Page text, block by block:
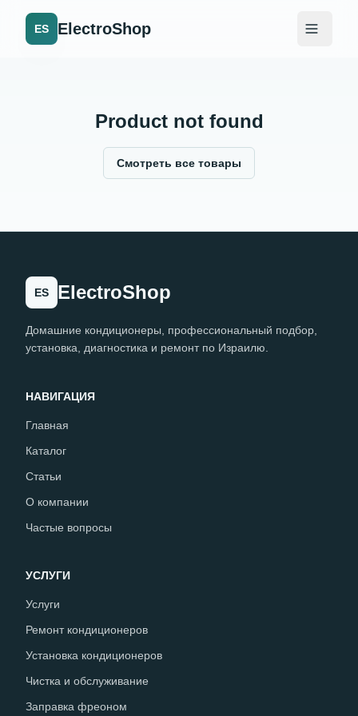
ES ElectroShop
Product not found
Смотреть все товары
ES ElectroShop
Домашние кондиционеры, профессиональный подбор,
установка, диагностика и ремонт по Израилю.
НАВИГАЦИЯ
Главная
Каталог
Статьи
О компании
Частые вопросы
УСЛУГИ
Услуги
Ремонт кондиционеров
Установка кондиционеров
Чистка и обслуживание
Заправка фреоном